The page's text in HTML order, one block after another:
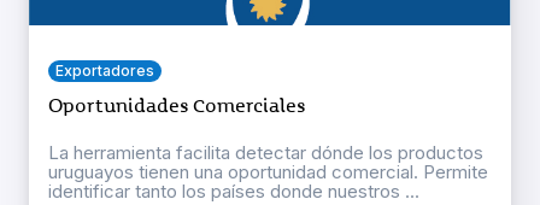
Exportadores
Oportunidades Comerciales
La herramienta facilita detectar dónde los productos
uruguayos tienen una oportunidad comercial. Permite
identificar tanto los países donde nuestros ...